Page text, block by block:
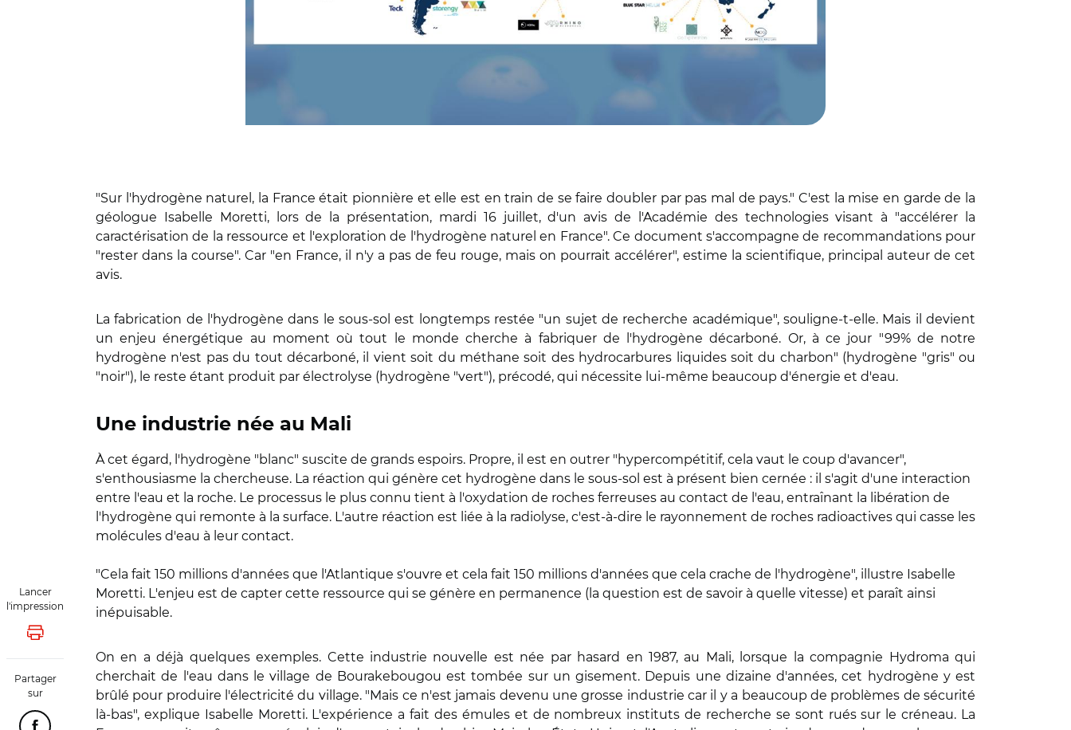
Lancer
l'impression
Lancer l'impression
Partager
sur
"Sur l'hydrogène naturel, la France était pionnière et elle est en train de se faire doubler par pas mal de pays." C'est la mise en garde de la
géologue Isabelle Moretti, lors de la présentation, mardi 16 juillet, d'un avis de l'Académie des technologies visant à "accélérer la
caractérisation de la ressource et l'exploration de l'hydrogène naturel en France". Ce document s'accompagne de recommandations pour
"rester dans la course". Car "en France, il n'y a pas de feu rouge, mais on pourrait accélérer", estime la scientifique, principal auteur de cet
avis.
La fabrication de l'hydrogène dans le sous-sol est longtemps restée "un sujet de recherche académique", souligne-t-elle. Mais il devient
un enjeu énergétique au moment où tout le monde cherche à fabriquer de l'hydrogène décarboné. Or, à ce jour "99% de notre
hydrogène n'est pas du tout décarboné, il vient soit du méthane soit des hydrocarbures liquides soit du charbon" (hydrogène "gris" ou
"noir"), le reste étant produit par électrolyse (hydrogène "vert"), précodé, qui nécessite lui-même beaucoup d'énergie et d'eau.
Une industrie née au Mali
À cet égard, l'hydrogène "blanc" suscite de grands espoirs. Propre, il est en outrer "hypercompétitif, cela vaut le coup d'avancer",
s'enthousiasme la chercheuse. La réaction qui génère cet hydrogène dans le sous-sol est à présent bien cernée : il s'agit d'une interaction
entre l'eau et la roche. Le processus le plus connu tient à l'oxydation de roches ferreuses au contact de l'eau, entraînant la libération de
l'hydrogène qui remonte à la surface. L'autre réaction est liée à la radiolyse, c'est-à-dire le rayonnement de roches radioactives qui casse les
molécules d'eau à leur contact.
"Cela fait 150 millions d'années que l'Atlantique s'ouvre et cela fait 150 millions d'années que cela crache de l'hydrogène", illustre Isabelle
Moretti. L'enjeu est de capter cette ressource qui se génère en permanence (la question est de savoir à quelle vitesse) et paraît ainsi
inépuisable.
On en a déjà quelques exemples. Cette industrie nouvelle est née par hasard en 1987, au Mali, lorsque la compagnie Hydroma qui
cherchait de l'eau dans le village de Bourakebougou est tombée sur un gisement. Depuis une dizaine d'années, cet hydrogène y est
brûlé pour produire l'électricité du village. "Mais ce n'est jamais devenu une grosse industrie car il y a beaucoup de problèmes de sécurité
là-bas", explique Isabelle Moretti. L'expérience a fait des émules et de nombreux instituts de recherche se sont rués sur le créneau. La